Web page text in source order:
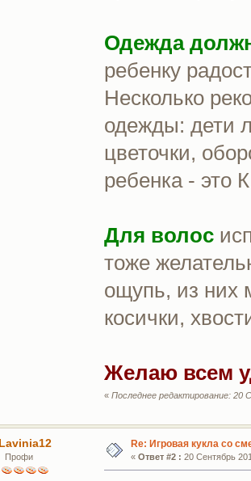
Одежда
ребенку
Несколько
одежды: дети
цветочки,
ребенка - это
Для волос
тоже
ощупь, из них
косички,
Желаю всем
«Последнее редактирование: 20
Lavinia12
Профи
Re: Игровая кукла со
« Ответ #2 : 20 Сентябрь